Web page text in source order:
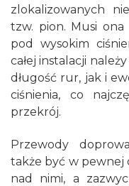
zlokalizowanych
tzw. pion. Musi ona
pod wysokim
całej instalacji
długość rur, jak i
ciśnienia, co
przekrój.
Przewody
także być w pewnej
nad nimi, a